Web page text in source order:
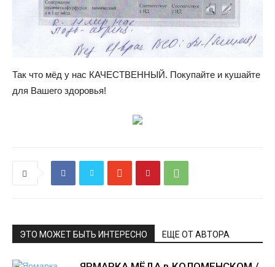
Так что мёд у нас КАЧЕСТВЕННЫЙ. Покупайте и кушайте
для Вашего здоровья!
ЭТО МОЖЕТ БЫТЬ ИНТЕРЕСНО ЕЩЕ ОТ АВТОРА